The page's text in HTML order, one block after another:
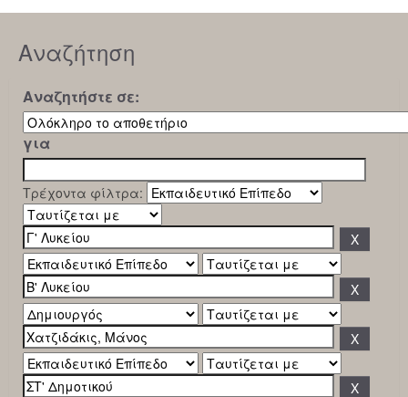
Αναζήτηση
Αναζητήστε σε:
για
Τρέχοντα φίλτρα: